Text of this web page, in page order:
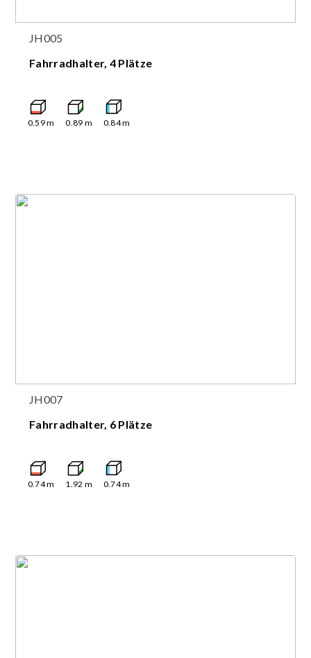
JH005
Fahrradhalter, 4 Plätze
0.59m 0.89 m 0.84m
JH007
Fahrradhalter, 6 Plätze
0.74m 1.92 m 0.74m